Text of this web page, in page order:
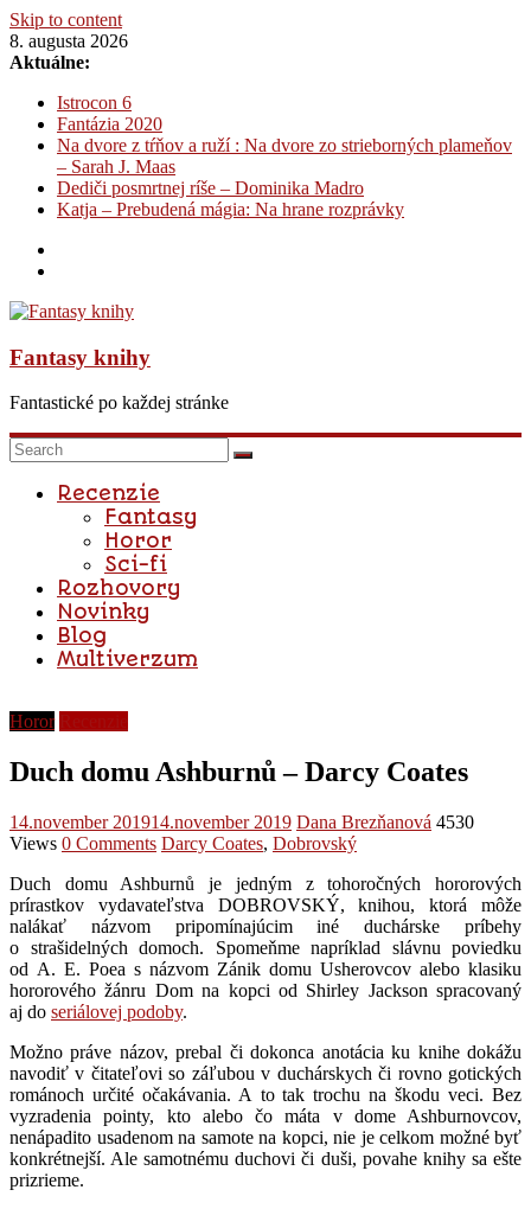
Skip to content
8. augusta 2026
Aktuálne:
Istrocon 6
Fantázia 2020
Na dvore z tŕňov a ruží : Na dvore zo strieborných plameňov
– Sarah J. Maas
Dediči posmrtnej ríše – Dominika Madro
Katja – Prebudená mágia: Na hrane rozprávky
Fantasy knihy
Fantastické po každej stránke
Recenzie
Fantasy
Horor
Sci-fi
Rozhovory
Novinky
Blog
Multiverzum
Horor
Duch domu Ashburnů – Darcy Coates
14.november 201914.november 2019 Dana Brezňanová 4530
Views 0 Comments Darcy Coates, Dobrovský
Duch domu Ashburnů je jedným z tohoročných hororových
prírastkov vydavateľstva DOBROVSKÝ, knihou, ktorá môže
nalákať názvom pripomínajúcim iné duchárske príbehy
o strašidelných domoch. Spomeňme napríklad slávnu poviedku
od A. E. Poea s názvom Zánik domu Usherovcov alebo klasiku
hororového žánru Dom na kopci od Shirley Jackson spracovaný
aj do seriálovej podoby.
Možno práve názov, prebal či dokonca anotácia ku knihe dokážu
navodiť v čitateľovi so záľubou v duchárskych či rovno gotických
románoch určité očakávania. A to tak trochu na škodu veci. Bez
vyzradenia pointy, kto alebo čo máta v dome Ashburnovcov,
nenápadito usadenom na samote na kopci, nie je celkom možné byť
konkrétnejší. Ale samotnému duchovi či duši, povahe knihy sa ešte
prizrieme.